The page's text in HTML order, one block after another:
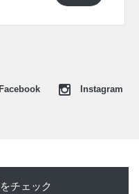
Facebook Instagram
チェック